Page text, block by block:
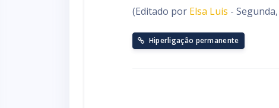
(Editado por Elsa Luis -
Hiperligação permanente